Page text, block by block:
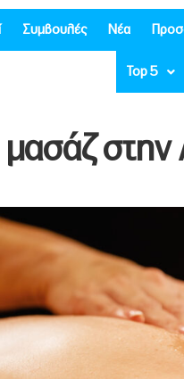
Συμβουλές Νέα
Top 5
μασάζ